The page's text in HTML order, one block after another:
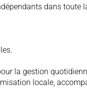
dans toute
la gestion
locale,